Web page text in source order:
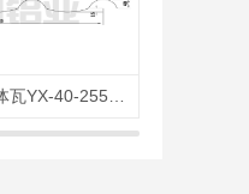
铝镁锰仿古一体瓦YX-40-255-765型